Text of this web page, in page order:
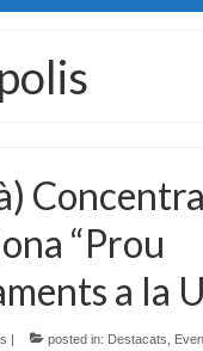
“Prou
a la
| posted in: Destacats